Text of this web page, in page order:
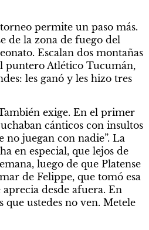
permite un paso más.
de la zona de fuego del
Escalan dos montañas
puntero Atlético Tucumán,
les ganó y les hizo tres
exige. En el primer
cánticos con insultos
no juegan con nadie”. La
en especial, que lejos de
luego de que Platense
de Felippe, que tomó esa
desde afuera. En
que ustedes no ven. Metele